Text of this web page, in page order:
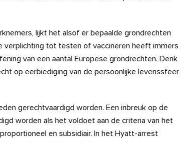
lijkt het alsof er bepaalde grondrechten
verplichting tot testen of vaccineren heeft immers
van een aantal Europese grondrechten. Denk
op eerbiediging van de persoonlijke levenssfeer
gerechtvaardigd worden. Een inbreuk op de
worden als het voldoet aan de criteria van het
en subsidiair. In het Hyatt-arrest